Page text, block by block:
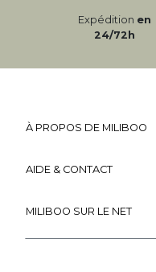
Expédition en
24/72h
À PROPOS DE MILIBOO
AIDE & CONTACT
MILIBOO SUR LE NET